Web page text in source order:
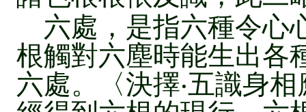
六處，是指六種令心
根觸對六塵時能生出各
六處。〈決擇‧五識身